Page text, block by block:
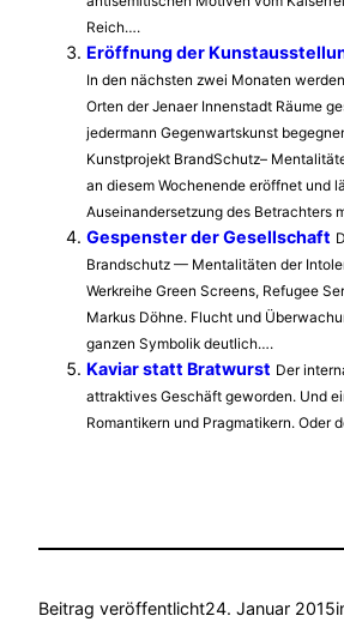
Reich….
Eröffnung der
In den nächsten zwei Monaten
Orten der Jenaer Innenstadt Räume
jedermann Gegenwartskunst
Kunstprojekt BrandSchutz–
an diesem Wochenende eröffnet und
Auseinandersetzung des Betrachters
Gespenster der Gesellschaft
Brandschutz — Mentalitäten der
Werkreihe Green Screens, Refugee
Markus Döhne. Flucht und
ganzen Symbolik deutlich….
Kaviar statt Bratwurst Der
attraktives Geschäft geworden. Und
Romantikern und Pragmatikern. Oder
Beitrag veröffentlicht24. Januar 2015